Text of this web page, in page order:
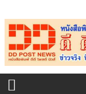
to
content